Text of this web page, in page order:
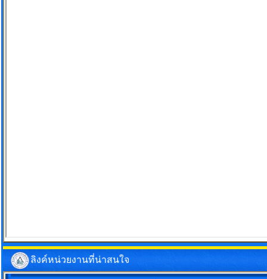
ลิงค์หน่วยงานที่น่าสนใจ